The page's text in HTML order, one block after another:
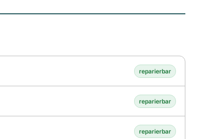
reparierbar
reparierbar
reparierbar